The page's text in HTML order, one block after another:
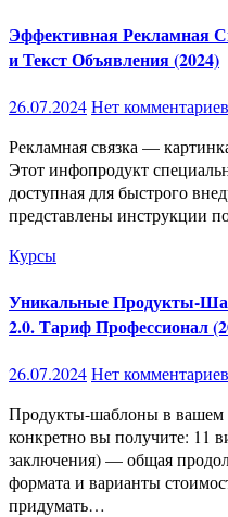
Эффективная Рекламная
и Текст Объявления (2024)
26.07.2024Нет комментариев
Рекламная связка — картинка, заголовок и текст объявления
Этот инфопродукт
доступная для быстрого
представлены инструкции
Курсы
Уникальные Продукты-
2.0. Тариф Профессионал
26.07.2024Нет комментариев
Продукты-шаблоны в вашем онлайн-проекте 2.0 Что
конкретно вы получите: 11
заключения) — общая
формата и варианты
придумать…